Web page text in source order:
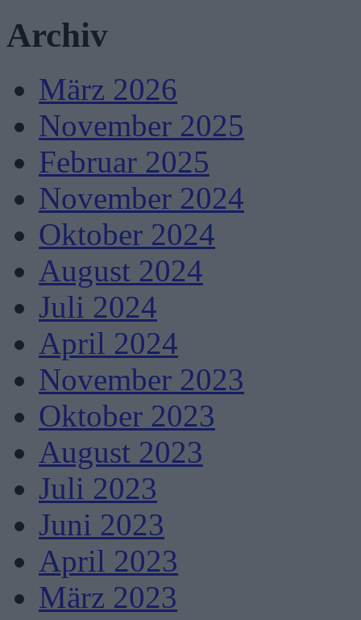
Archiv
März 2026
November 2025
Februar 2025
November 2024
Oktober 2024
August 2024
Juli 2024
April 2024
November 2023
Oktober 2023
August 2023
Juli 2023
Juni 2023
April 2023
März 2023